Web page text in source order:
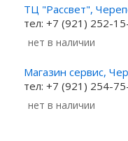
ТЦ "Рассвет",
тел: +7 (921) 252-
Нет в наличии
Магазин сервис,
тел: +7 (921) 254-
Нет в наличии